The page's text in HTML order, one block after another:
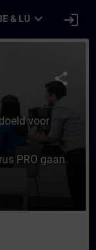
& LU expand_more login
-
share
voor
PRO gaan